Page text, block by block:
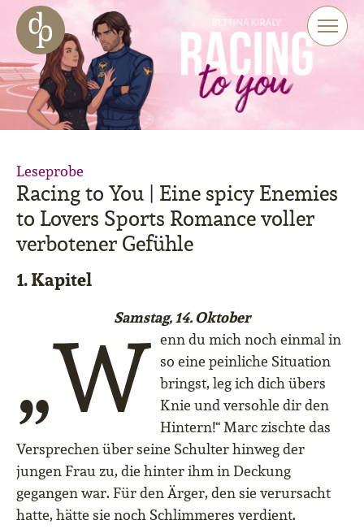
Zum Haupt-Inhalt springen
Zur Navigation springen
Zur Website-Suche springen
Leseprobe
Racing to You | Eine spicy Enemies
to Lovers Sports Romance voller
verbotener Gefühle
1. Kapitel
Samstag, 14. Oktober
„W enn du mich noch einmal in
so eine peinliche Situation
bringst, leg ich dich übers
Knie und versohle dir den
Hintern!“ Marc zischte das
Versprechen über seine Schulter hinweg der
jungen Frau zu, die hinter ihm in Deckung
gegangen war. Für den Ärger, den sie verursacht
hatte, hätte sie noch Schlimmeres verdient.